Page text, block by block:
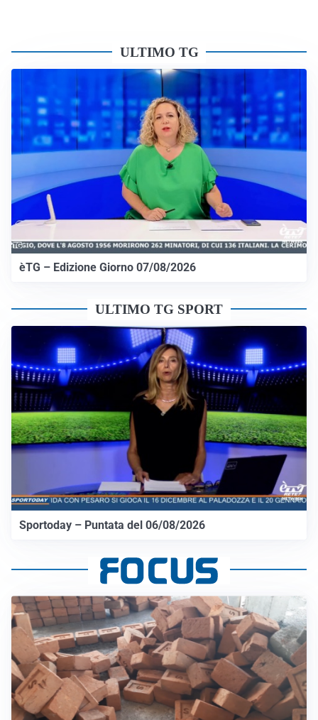
ULTIMO TG
èTG – Edizione Giorno 07/08/2026
ULTIMO TG SPORT
Sportoday – Puntata del 06/08/2026